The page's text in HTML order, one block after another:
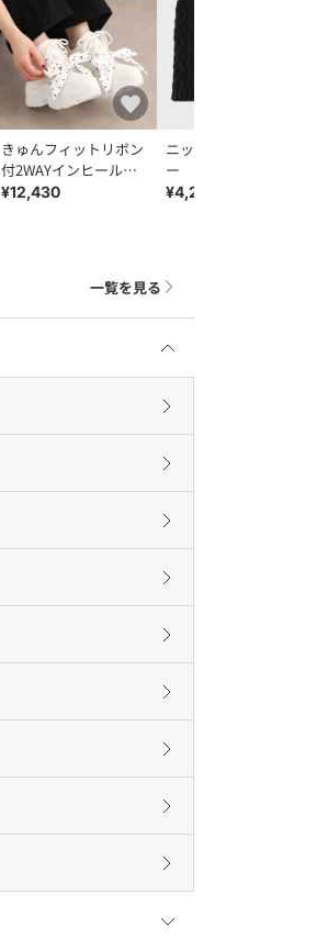
きゅんフィットリボン
付2WAYインヒールス
ニーカー
¥12,430
ニットレッグウォーマ
ー
¥4,290
一覧を見る